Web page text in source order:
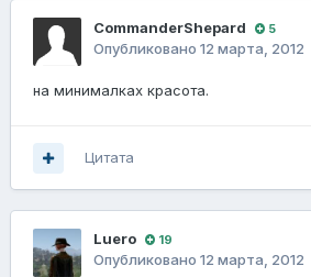
CommanderShepard 5
Опубликовано 12 марта, 2012
на минималках красота.
Цитата
Luero 19
Опубликовано 12 марта, 2012